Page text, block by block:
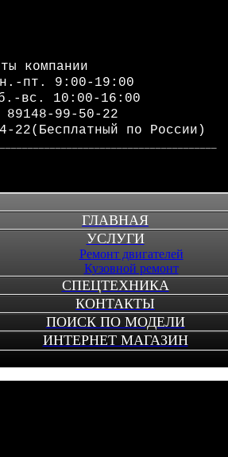
компании
пт. 9:00-19:00
вс. 10:00-16:00
89148-99-50-22
22(Бесплатный по России)
ГЛАВНАЯ
УСЛУГИ
Ремонт двигателей
Кузовной ремонт
СПЕЦТЕХНИКА
КОНТАКТЫ
ПОИСК ПО МОДЕЛИ
ИНТЕРНЕТ МАГАЗИН